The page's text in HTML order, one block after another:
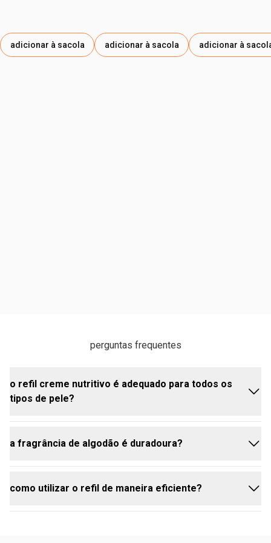
adicionar à sacola adicionar à sacola adicionar à
perguntas frequentes
o refil creme nutritivo é adequado para todos os
tipos de pele?
sim, ele é formulado para nutrir e hidratar todos os
a fragrância de algodão é duradoura?
sim, a fragrância suave de algodão do Creme
como utilizar o refil de maneira eficiente?